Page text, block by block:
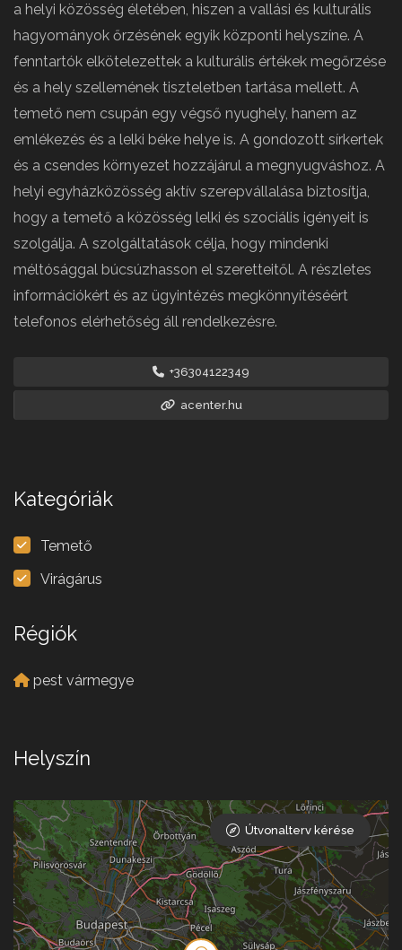
a helyi közösség életében, hiszen a vallási és kulturális
hagyományok őrzésének egyik központi helyszíne. A
fenntartók elkötelezettek a kulturális értékek megőrzése
és a hely szellemének tiszteletben tartása mellett. A
temető nem csupán egy végső nyughely, hanem az
emlékezés és a lelki béke helye is. A gondozott sírkertek
és a csendes környezet hozzájárul a megnyugváshoz. A
helyi egyházközösség aktív szerepvállalása biztosítja,
hogy a temető a közösség lelki és szociális igényeit is
szolgálja. A szolgáltatások célja, hogy mindenki
méltósággal búcsúzhasson el szeretteitől. A részletes
információkért és az ügyintézés megkönnyítéséért
telefonos elérhetőség áll rendelkezésre.
+36304122349
acenter.hu
Kategóriák
Temető
Virágárus
Régiók
pest vármegye
Helyszín
Útvonalterv kérése